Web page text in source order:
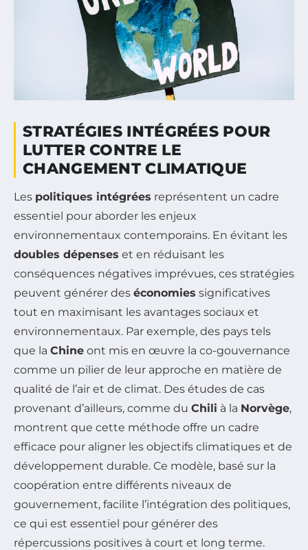
STRATÉGIES INTÉGRÉES POUR
LUTTER CONTRE LE
CHANGEMENT CLIMATIQUE
Les politiques intégrées représentent un cadre
essentiel pour aborder les enjeux
environnementaux contemporains. En évitant les
doubles dépenses et en réduisant les
conséquences négatives imprévues, ces stratégies
peuvent générer des économies significatives
tout en maximisant les avantages sociaux et
environnementaux. Par exemple, des pays tels
que la Chine ont mis en œuvre la co-gouvernance
comme un pilier de leur approche en matière de
qualité de l’air et de climat. Des études de cas
provenant d’ailleurs, comme du Chili à la Norvège,
montrent que cette méthode offre un cadre
efficace pour aligner les objectifs climatiques et de
développement durable. Ce modèle, basé sur la
coopération entre différents niveaux de
gouvernement, facilite l’intégration des politiques,
ce qui est essentiel pour générer des
répercussions positives à court et long terme.